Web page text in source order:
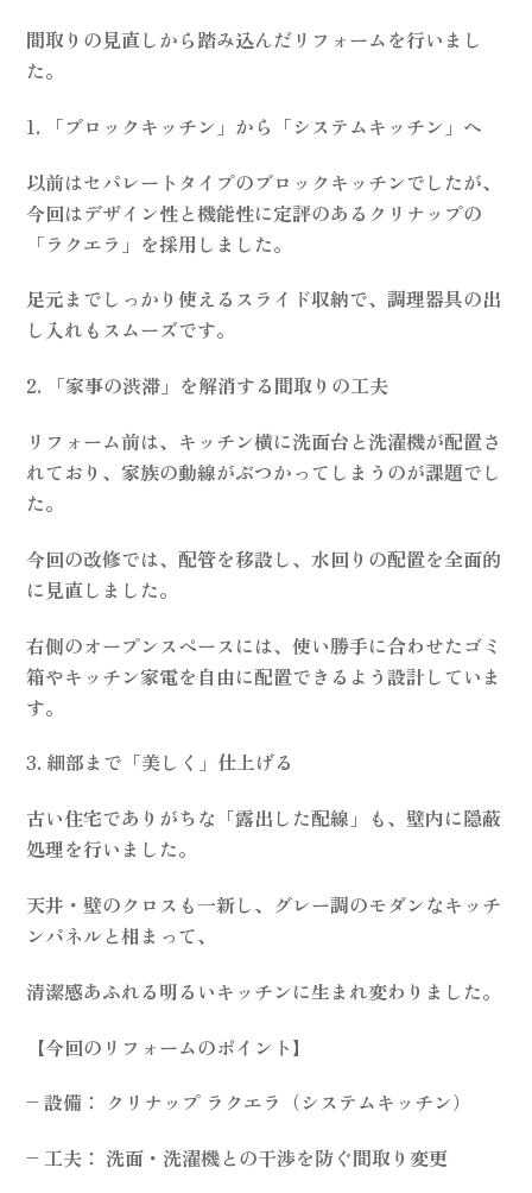
間取りの見直しから踏み込んだリフォームを行いまし
た。
1. 「ブロックキッチン」から「システムキッチン」へ
以前はセパレートタイプのブロックキッチンでしたが、
今回はデザイン性と機能性に定評のあるクリナップの
「ラクエラ」を採用しました。
足元までしっかり使えるスライド収納で、調理器具の出
し入れもスムーズです。
2. 「家事の渋滞」を解消する間取りの工夫
リフォーム前は、キッチン横に洗面台と洗濯機が配置さ
れており、家族の動線がぶつかってしまうのが課題でし
た。
今回の改修では、配管を移設し、水回りの配置を全面的
に見直しました。
右側のオープンスペースには、使い勝手に合わせたゴミ
箱やキッチン家電を自由に配置できるよう設計していま
す。
3. 細部まで「美しく」仕上げる
古い住宅でありがちな「露出した配線」も、壁内に隠蔽
処理を行いました。
天井・壁のクロスも一新し、グレー調のモダンなキッチ
ンパネルと相まって、
清潔感あふれる明るいキッチンに生まれ変わりました。
【今回のリフォームのポイント】
– 設備： クリナップ ラクエラ（システムキッチン）
– 工夫： 洗面・洗濯機との干渉を防ぐ間取り変更